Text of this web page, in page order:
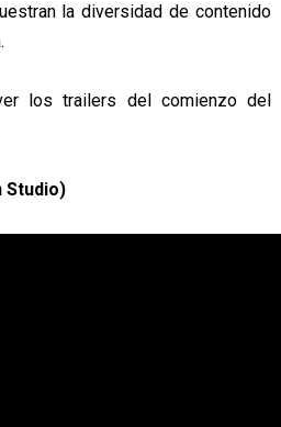
la diversidad de contenido
los trailers del comienzo del
Studio)